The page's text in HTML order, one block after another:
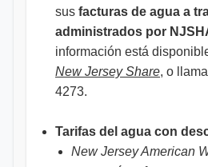
sus facturas de agua a
administrados por
información está
New Jersey Share, o
4273.
Tarifas del agua con
New Jersey American